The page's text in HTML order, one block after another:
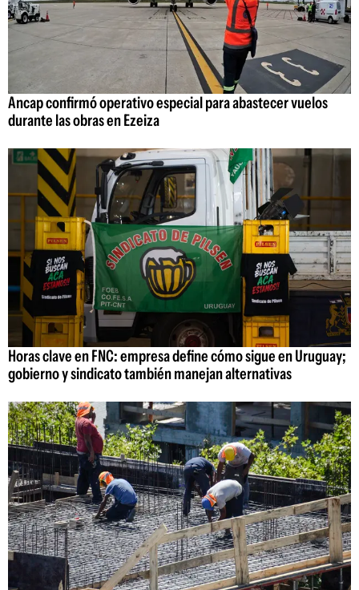
Ancap confirmó operativo especial para abastecer vuelos
durante las obras en Ezeiza
Horas clave en FNC: empresa define cómo sigue en Uruguay;
gobierno y sindicato también manejan alternativas